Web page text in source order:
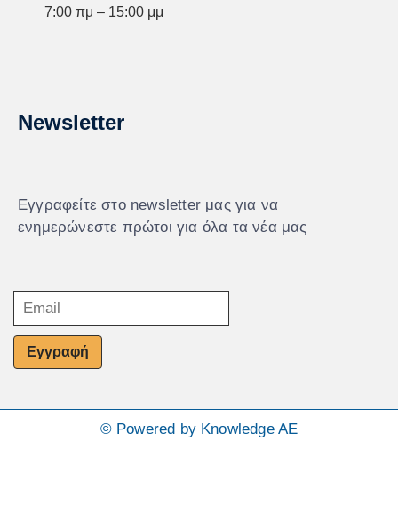
7:00 πμ – 15:00 μμ
Newsletter
Εγγραφείτε στο newsletter μας για να
ενημερώνεστε πρώτοι για όλα τα νέα μας
Εγγραφή
© Powered by Knowledge AE